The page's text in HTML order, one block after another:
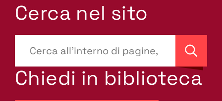
Cerca nel sito
site-
search.label???
Cerca
Chiedi in biblioteca